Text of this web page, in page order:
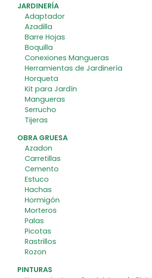
JARDINERÍA
Adaptador
Azadilla
Barre Hojas
Boquilla
Conexiones Mangueras
Herramientas de Jardinería
Horqueta
Kit para Jardín
Mangueras
Serrucho
Tijeras
OBRA GRUESA
Azadon
Carretillas
Cemento
Estuco
Hachas
Hormigón
Morteros
Palas
Picotas
Rastrillos
Rozon
PINTURAS